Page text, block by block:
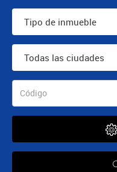
Tipo de inmueble
Todas las ciudades